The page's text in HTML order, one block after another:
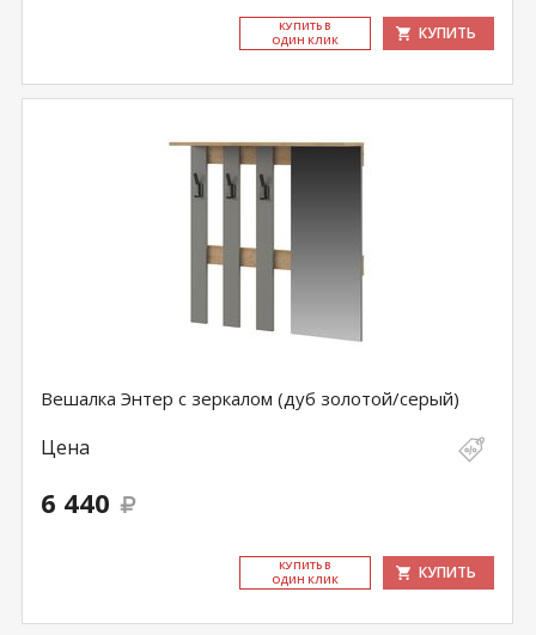
КУ­ПИТЬ В
ОДИН КЛИК
КУПИТЬ
Вешалка Энтер с зеркалом (дуб золотой/серый)
Цена
6 440
КУ­ПИТЬ В
ОДИН КЛИК
КУПИТЬ